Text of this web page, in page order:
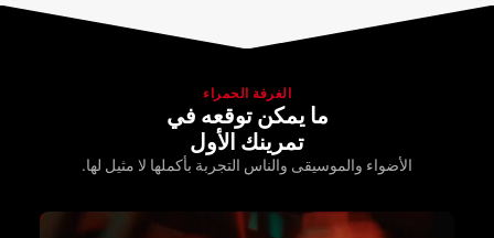
الغرفة الحمراء
ما يمكن توقعه في
تمرينك الأول
الأضواء والموسيقى والناس التجربة بأكملها لا مثيل لها.